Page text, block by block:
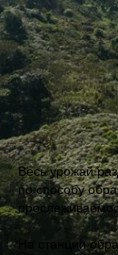
Весь урожай
по способу
На станции